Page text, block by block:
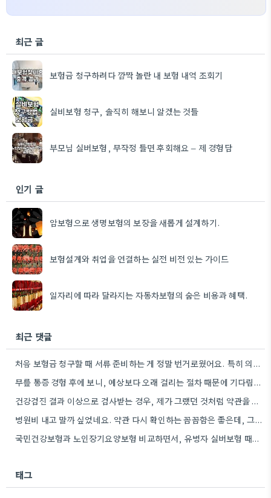
최근 글
보험금 청구하려다 깜짝 놀란 내 보험 내역 조회기
실비보험 청구, 솔직히 해보니 알겠는 것들
부모님 실버보험, 무작정 들면 후회해요 – 제 경험담
인기 글
암보험으로 생명보험의 보장을 새롭게 설계하기.
보험설계와 취업을 연결하는 실전 비전 있는 가이드
일자리에 따라 달라지는 자동차보험의 숨은 비용과 혜택.
최근 댓글
처음 보험금 청구할 때 서류 준비하는 게 정말 번거로웠어요. 특히 의사 선생님께 부탁하는 게 어색하더라고요.
무릎 통증 경험 후에 보니, 예상보다 오래 걸리는 절차 때문에 기다림의 시간을 충분히 고려해야 한다는…
건강검진 결과 이상으로 검사받는 경우, 제가 그랬던 것처럼 약관을 꼼꼼히 확인하는 게 중요하네요.
병원비 내고 말까 싶었네요. 약관 다시 확인하는 꼼꼼함은 좋은데, 그럴 때마다 불안함이 느껴질 것 같아요.
국민건강보험과 노인장기요양보험 비교하면서, 유병자 실버보험 때문에 설계사 설명이 어려워서 더 혼란스러웠던 점에 공감합니다.
태그